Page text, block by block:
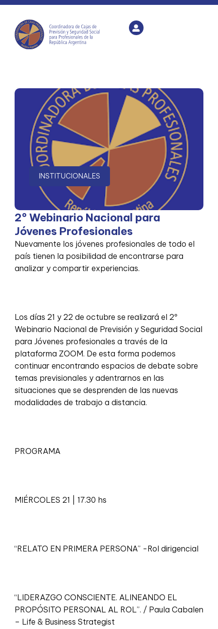
INSTITUCIONALES
2º Webinario Nacional para
Jóvenes Profesionales
Nuevamente los jóvenes profesionales de todo el
país tienen la posibilidad de encontrarse para
analizar y compartir experiencias.
Los días 21 y 22 de octubre se realizará el 2º
Webinario Nacional de Previsión y Seguridad Social
para Jóvenes profesionales a través de la
plataforma ZOOM. De esta forma podemos
continuar encontrando espacios de debate sobre
temas previsionales y adentrarnos en las
situaciones que se desprenden de las nuevas
modalidades de trabajo a distancia.
PROGRAMA
MIÉRCOLES 21 | 17.30 hs
“RELATO EN PRIMERA PERSONA” -Rol dirigencial
“LIDERAZGO CONSCIENTE. ALINEANDO EL
PROPÓSITO PERSONAL AL ROL”. / Paula Cabalen
– Life & Business Strategist